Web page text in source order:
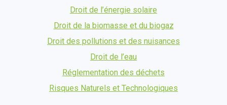
Droit de l’énergie solaire
Droit de la biomasse et du biogaz
Droit des pollutions et des nuisances
Droit de l’eau
Réglementation des déchets
Risques Naturels et Technologiques